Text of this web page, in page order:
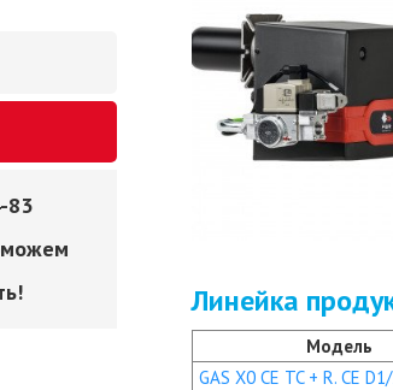
83
Линейка
Модель
GAS X0 CE TC + R. CE